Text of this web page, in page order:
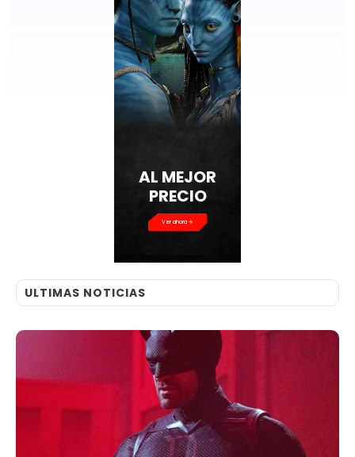
AL MEJOR
PRECIO
Ver ahora
ULTIMAS NOTICIAS